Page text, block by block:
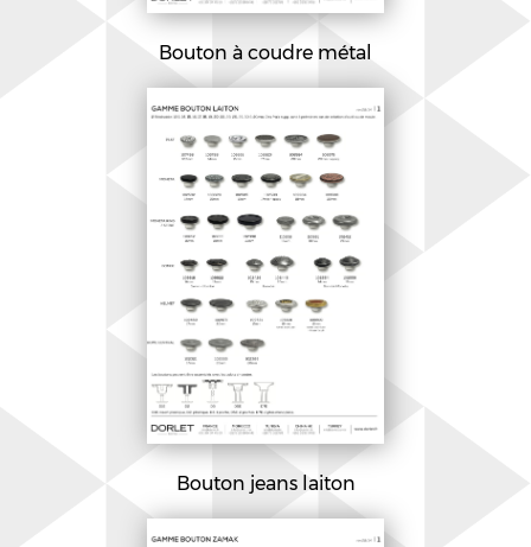
Bouton à coudre métal
Bouton jeans laiton